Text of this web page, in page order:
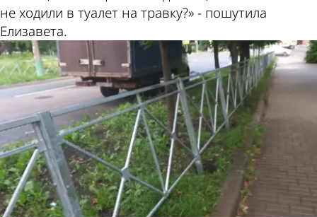
не ходили в туалет на травку?» - пошутила
Елизавета.